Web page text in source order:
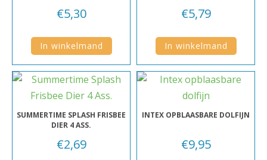
€5,30
In winkelmand
€5,79
In winkelmand
SUMMERTIME SPLASH FRISBEE
DIER 4 ASS.
€2,69
INTEX OPBLAASBARE DOLFIJN
€9,95